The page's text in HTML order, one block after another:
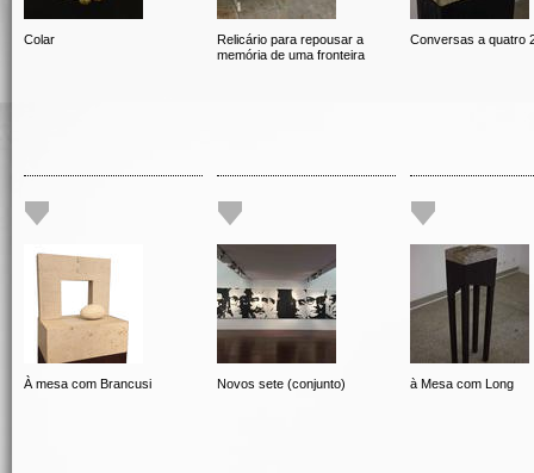
Colar
Relicário para repousar a
memória de uma fronteira
Conversas a quatro
À mesa com Brancusi Novos sete (conjunto) à Mesa com Long